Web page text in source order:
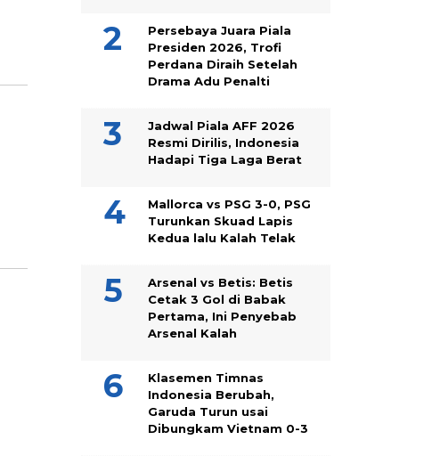
Persebaya Juara Piala
Presiden 2026, Trofi
Perdana Diraih Setelah
Drama Adu Penalti
Jadwal Piala AFF 2026
Resmi Dirilis, Indonesia
Hadapi Tiga Laga Berat
Mallorca vs PSG 3-0, PSG
Turunkan Skuad Lapis
Kedua lalu Kalah Telak
Arsenal vs Betis: Betis
Cetak 3 Gol di Babak
Pertama, Ini Penyebab
Arsenal Kalah
Klasemen Timnas
Indonesia Berubah,
Garuda Turun usai
Dibungkam Vietnam 0-3